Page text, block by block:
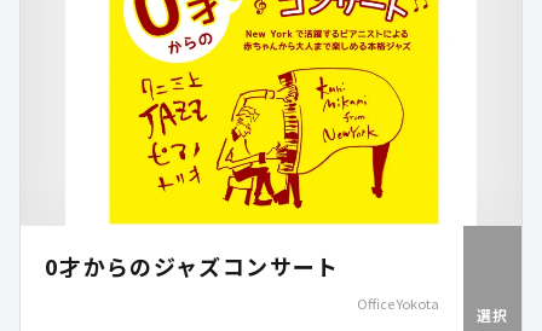
0才からのジャズコンサート
Office Yokota
選択